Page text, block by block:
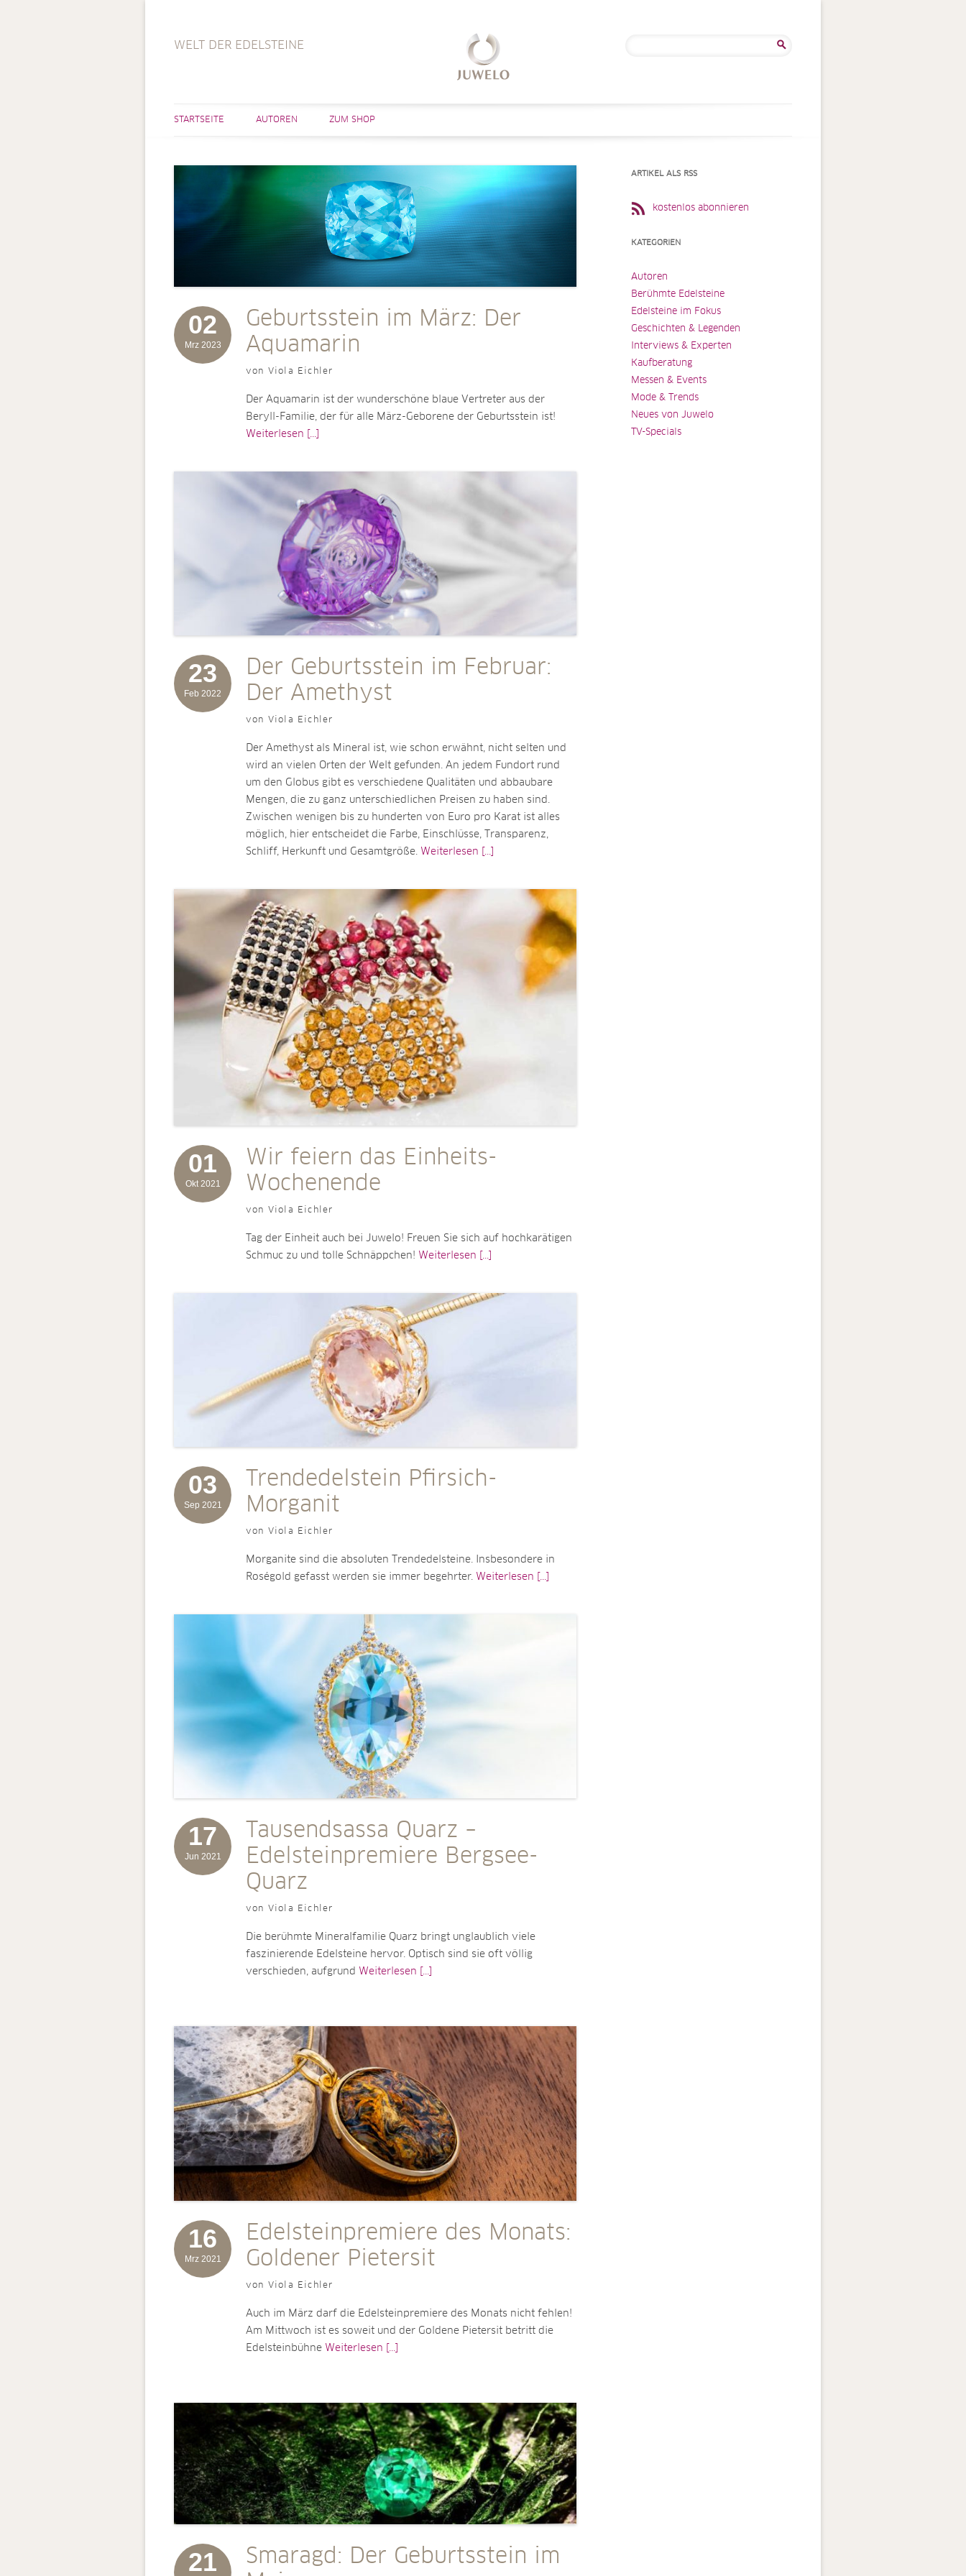
WELT DER EDELSTEINE
STARTSEITE AUTOREN ZUM SHOP
02
Mrz 2023
Geburtsstein im März: Der
Aquamarin
von Viola Eichler
Der Aquamarin ist der wunderschöne blaue Vertreter aus der
Beryll-Familie, der für alle März-Geborene der Geburtsstein ist!
Weiterlesen [...]
23
Feb 2022
Der Geburtsstein im Februar:
Der Amethyst
von Viola Eichler
Der Amethyst als Mineral ist, wie schon erwähnt, nicht selten und
wird an vielen Orten der Welt gefunden. An jedem Fundort rund
um den Globus gibt es verschiedene Qualitäten und abbaubare
Mengen, die zu ganz unterschiedlichen Preisen zu haben sind.
Zwischen wenigen bis zu hunderten von Euro pro Karat ist alles
möglich, hier entscheidet die Farbe, Einschlüsse, Transparenz,
Schliff, Herkunft und Gesamtgröße. Weiterlesen [...]
01
Okt 2021
Wir feiern das Einheits-
Wochenende
von Viola Eichler
Tag der Einheit auch bei Juwelo! Freuen Sie sich auf hochkarätigen
Schmuc zu und tolle Schnäppchen! Weiterlesen [...]
03
Sep 2021
Trendedelstein Pfirsich-
Morganit
von Viola Eichler
Morganite sind die absoluten Trendedelsteine. Insbesondere in
Roségold gefasst werden sie immer begehrter. Weiterlesen [...]
17
Jun 2021
Tausendsassa Quarz –
Edelsteinpremiere Bergsee-
Quarz
von Viola Eichler
Die berühmte Mineralfamilie Quarz bringt unglaublich viele
faszinierende Edelsteine hervor. Optisch sind sie oft völlig
verschieden, aufgrund Weiterlesen [...]
16
Mrz 2021
Edelsteinpremiere des Monats:
Goldener Pietersit
von Viola Eichler
Auch im März darf die Edelsteinpremiere des Monats nicht fehlen!
Am Mittwoch ist es soweit und der Goldene Pietersit betritt die
Edelsteinbühne Weiterlesen [...]
21
Smaragd: Der Geburtsstein im
ARTIKEL ALS RSS
kostenlos abonnieren
KATEGORIEN
Autoren
Berühmte Edelsteine
Edelsteine im Fokus
Geschichten & Legenden
Interviews & Experten
Kaufberatung
Messen & Events
Mode & Trends
Neues von Juwelo
TV-Specials